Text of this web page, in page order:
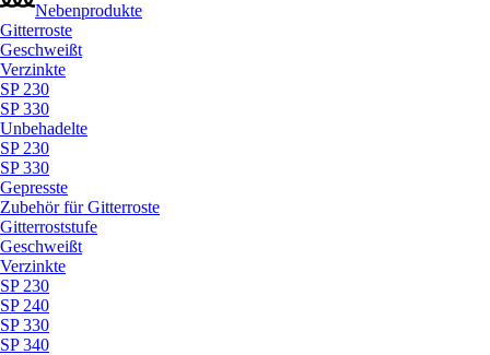
Nebenprodukte
Gitterroste
Geschweißt
Verzinkte
SP 230
SP 330
Unbehadelte
SP 230
SP 330
Gepresste
Zubehör für Gitterroste
Gitterroststufe
Geschweißt
Verzinkte
SP 230
SP 240
SP 330
SP 340